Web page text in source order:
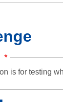
is for testing